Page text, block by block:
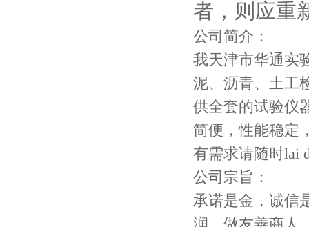
者，则应重
公司简介：
我天津市华通实
泥、沥青、土工
供全套的试验仪
简便，性能稳定
有需求请随时lai
公司宗旨：
承诺是金，诚信